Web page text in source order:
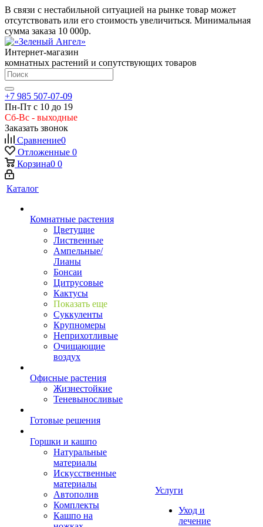
В связи с нестабильной ситуацией на рынке товар может
отсутствовать или его стоимость увеличиться. Минимальная
сумма заказа 10 000р.
Интернет-магазин
комнатных растений и сопутствующих товаров
+7 985 507-07-09
Пн-Пт с 10 до 19
Сб-Вс - выходные
Заказать звонок
Сравнение0
Отложенные 0
Корзина0 0
Каталог
Комнатные растения
Цветущие
Лиственные
Ампельные/
Лианы
Бонсаи
Цитрусовые
Кактусы
Показать еще
Суккуленты
Крупномеры
Неприхотливые
Очищающие
воздух
Офисные растения
Жизнестойкие
Теневыносливые
Готовые решения
Горшки и кашпо
Натуральные
материалы
Искусственные
материалы
Автополив
Комплекты
Кашпо на
Услуги
Уход и
лечение